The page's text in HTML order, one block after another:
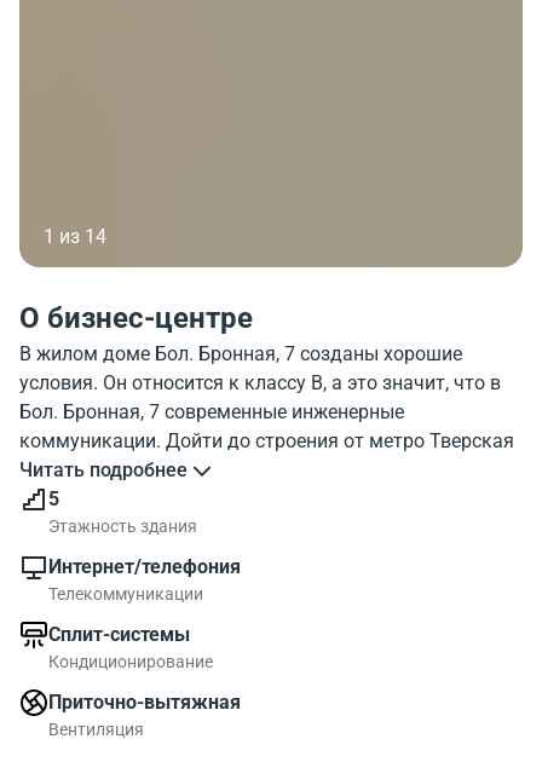
1 из 14
О бизнес-центре
В жилом доме Бол. Бронная, 7 созданы хорошие
условия. Он относится к классу B, а это значит, что в
Бол. Бронная, 7 современные инженерные
коммуникации. Дойти до строения от метро Тверская
можно достаточно быстро. В объекте 5 этажей, и
паркинг. Внешний вид жилого дома B. Bronnaya 7
можно посмотреть на фотографии. На карте, можно
ознакомиться с районом где находится жилой дом B.
Bronnaya 7. Инфраструктура рядом с бизнес-центром
Всего коммерческих площадей в БЦ Бол. Бронная, 7
квадратных метров. В БЦ Бол. Бронная, 7 есть офисы
площадью до 2525.00 метров квадратных. Жилой дом
Бол. Бронная, 7 подходит тем кто предпочитает
Читать подробнее
5
Этажность здания
Интернет/телефония
Телекоммуникации
Сплит-системы
Кондиционирование
Приточно-вытяжная
Вентиляция